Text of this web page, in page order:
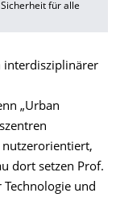
für alle
interdisziplinärer
„Urban
nutzerorientiert,
dort setzen Prof.
und